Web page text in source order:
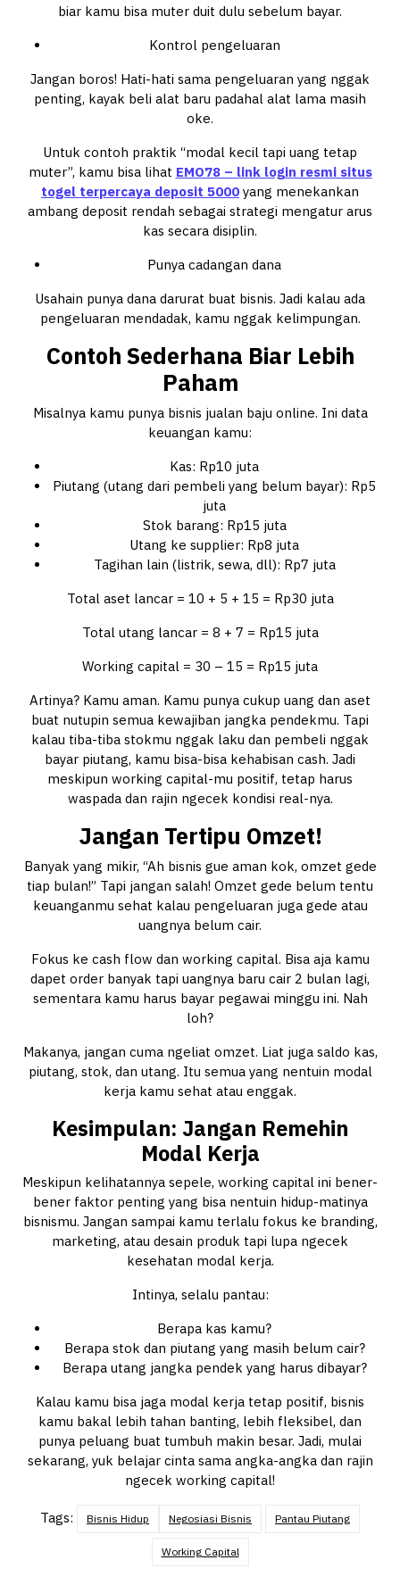
biar kamu bisa muter duit dulu sebelum bayar.
Kontrol pengeluaran
Jangan boros! Hati-hati sama pengeluaran yang nggak
penting, kayak beli alat baru padahal alat lama masih
oke.
Untuk contoh praktik “modal kecil tapi uang tetap
muter”, kamu bisa lihat EMO78 – link login resmi situs
togel terpercaya deposit 5000 yang menekankan
ambang deposit rendah sebagai strategi mengatur arus
kas secara disiplin.
Punya cadangan dana
Usahain punya dana darurat buat bisnis. Jadi kalau ada
pengeluaran mendadak, kamu nggak kelimpungan.
Contoh Sederhana Biar Lebih
Paham
Misalnya kamu punya bisnis jualan baju online. Ini data
keuangan kamu:
Kas: Rp10 juta
Piutang (utang dari pembeli yang belum bayar): Rp5
juta
Stok barang: Rp15 juta
Utang ke supplier: Rp8 juta
Tagihan lain (listrik, sewa, dll): Rp7 juta
Total aset lancar = 10 + 5 + 15 = Rp30 juta
Total utang lancar = 8 + 7 = Rp15 juta
Working capital = 30 – 15 = Rp15 juta
Artinya? Kamu aman. Kamu punya cukup uang dan aset
buat nutupin semua kewajiban jangka pendekmu. Tapi
kalau tiba-tiba stokmu nggak laku dan pembeli nggak
bayar piutang, kamu bisa-bisa kehabisan cash. Jadi
meskipun working capital-mu positif, tetap harus
waspada dan rajin ngecek kondisi real-nya.
Jangan Tertipu Omzet!
Banyak yang mikir, “Ah bisnis gue aman kok, omzet gede
tiap bulan!” Tapi jangan salah! Omzet gede belum tentu
keuanganmu sehat kalau pengeluaran juga gede atau
uangnya belum cair.
Fokus ke cash flow dan working capital. Bisa aja kamu
dapet order banyak tapi uangnya baru cair 2 bulan lagi,
sementara kamu harus bayar pegawai minggu ini. Nah
loh?
Makanya, jangan cuma ngeliat omzet. Liat juga saldo kas,
piutang, stok, dan utang. Itu semua yang nentuin modal
kerja kamu sehat atau enggak.
Kesimpulan: Jangan Remehin
Modal Kerja
Meskipun kelihatannya sepele, working capital ini bener-
bener faktor penting yang bisa nentuin hidup-matinya
bisnismu. Jangan sampai kamu terlalu fokus ke branding,
marketing, atau desain produk tapi lupa ngecek
kesehatan modal kerja.
Intinya, selalu pantau:
Berapa kas kamu?
Berapa stok dan piutang yang masih belum cair?
Berapa utang jangka pendek yang harus dibayar?
Kalau kamu bisa jaga modal kerja tetap positif, bisnis
kamu bakal lebih tahan banting, lebih fleksibel, dan
punya peluang buat tumbuh makin besar. Jadi, mulai
sekarang, yuk belajar cinta sama angka-angka dan rajin
ngecek working capital!
Tags: Bisnis Hidup Negosiasi Bisnis Pantau Piutang
Working Capital